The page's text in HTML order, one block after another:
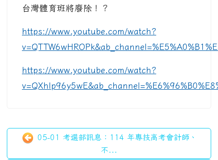
台灣體育班將廢除！？
https://www.youtube.com/watch?
https://www.youtube.com/watch?
05-01 考選部訊息：114 年專技高考會計師、
不...